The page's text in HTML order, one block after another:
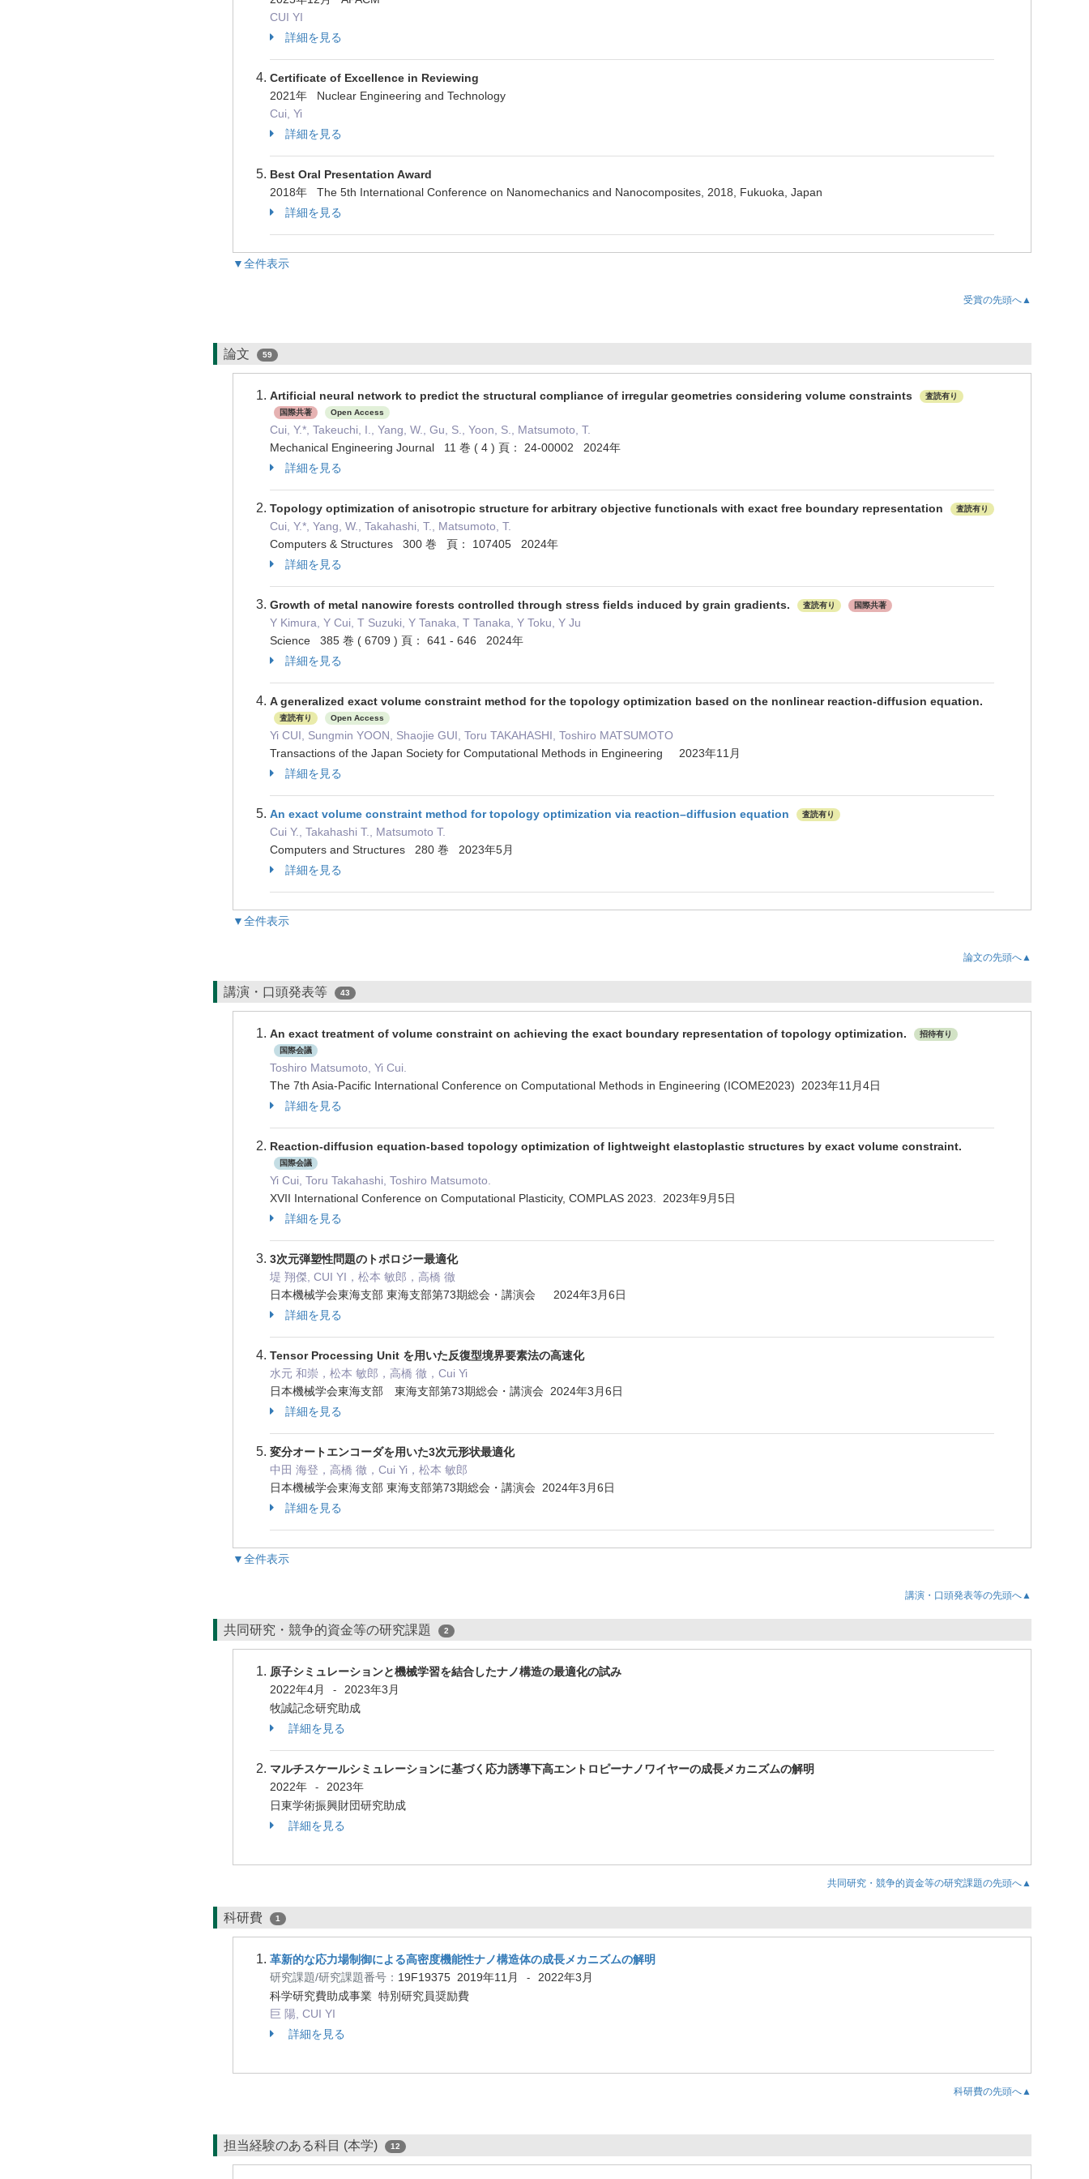
CUI YI
詳細を見る
Certificate of Excellence in Reviewing
2021年 Nuclear Engineering and Technology
Cui, Yi
詳細を見る
Best Oral Presentation Award
2018年 The 5th International Conference on Nanomechanics and Nanocomposites, 2018, Fukuoka, Japan
詳細を見る
▼全件表示
受賞の先頭へ▲
論文 59
Artificial neural network to predict the structural compliance of irregular geometries considering volume constraints
査読有り
国際共著
Open Access
Cui, Y.*, Takeuchi, I., Yang, W., Gu, S., Yoon, S., Matsumoto, T.
Mechanical Engineering Journal 11 巻 ( 4 ) 頁： 24-00002 2024年
詳細を見る
Topology optimization of anisotropic structure for arbitrary objective functionals with exact free boundary representation 査読有り
Cui, Y.*, Yang, W., Takahashi, T., Matsumoto, T.
Computers & Structures 300 巻 頁： 107405 2024年
詳細を見る
Growth of metal nanowire forests controlled through stress fields induced by grain gradients. 査読有り 国際共著
Y Kimura, Y Cui, T Suzuki, Y Tanaka, T Tanaka, Y Toku, Y Ju
Science 385 巻 ( 6709 ) 頁： 641 - 646 2024年
詳細を見る
A generalized exact volume constraint method for the topology optimization based on the nonlinear reaction-diffusion equation.
査読有り Open Access
Yi CUI, Sungmin YOON, Shaojie GUI, Toru TAKAHASHI, Toshiro MATSUMOTO
Transactions of the Japan Society for Computational Methods in Engineering 2023年11月
詳細を見る
An exact volume constraint method for topology optimization via reaction–diffusion equation 査読有り
Cui Y., Takahashi T., Matsumoto T.
Computers and Structures 280 巻 2023年5月
詳細を見る
▼全件表示
論文の先頭へ▲
講演・口頭発表等 43
An exact treatment of volume constraint on achieving the exact boundary representation of topology optimization.
招待有り
国際会議
Toshiro Matsumoto, Yi Cui.
The 7th Asia-Pacific International Conference on Computational Methods in Engineering (ICOME2023) 2023年11月4日
詳細を見る
Reaction-diffusion equation-based topology optimization of lightweight elastoplastic structures by exact volume constraint.
国際会議
Yi Cui, Toru Takahashi, Toshiro Matsumoto.
XVII International Conference on Computational Plasticity, COMPLAS 2023. 2023年9月5日
詳細を見る
3次元弾塑性問題のトポロジー最適化
堤 翔傑, CUI YI，松本 敏郎，高橋 徹
日本機械学会東海支部 東海支部第73期総会・講演会 2024年3月6日
詳細を見る
Tensor Processing Unit を用いた反復型境界要素法の高速化
水元 和崇，松本 敏郎，高橋 徹，Cui Yi
日本機械学会東海支部 東海支部第73期総会・講演会 2024年3月6日
詳細を見る
変分オートエンコーダを用いた3次元形状最適化
中田 海登，高橋 徹，Cui Yi，松本 敏郎
日本機械学会東海支部 東海支部第73期総会・講演会 2024年3月6日
詳細を見る
▼全件表示
講演・口頭発表等の先頭へ▲
共同研究・競争的資金等の研究課題 2
原子シミュレーションと機械学習を結合したナノ構造の最適化の試み
2022年4月
-
2023年3月
牧誠記念研究助成
詳細を見る
マルチスケールシミュレーションに基づく応力誘導下高エントロピーナノワイヤーの成長メカニズムの解明
2022年
-
2023年
日東学術振興財団研究助成
詳細を見る
共同研究・競争的資金等の研究課題の先頭へ▲
科研費 1
革新的な応力場制御による高密度機能性ナノ構造体の成長メカニズムの解明
研究課題/研究課題番号： 19F19375 2019年11月 -
2022年3月
科学研究費助成事業 特別研究員奨励費
巨 陽, CUI YI
詳細を見る
科研費の先頭へ▲
担当経験のある科目 (本学) 12